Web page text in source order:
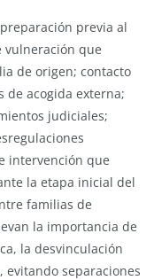
previa al
que
de origen; contacto
de acogida externa;
judiciales;
intervención que
la etapa inicial del
familias de
la importancia de
la desvinculación
evitando separaciones